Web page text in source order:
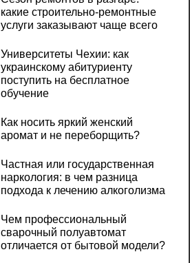
какие строительно-ремонтные
услуги заказывают чаще всего
Университеты Чехии: как
украинскому абитуриенту
поступить на бесплатное
обучение
Как носить яркий женский
аромат и не переборщить?
Частная или государственная
наркология: в чем разница
подхода к лечению алкоголизма
Чем профессиональный
сварочный полуавтомат
отличается от бытовой модели?